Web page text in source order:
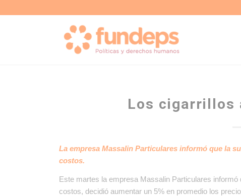
Los cigarrillos
La empresa Massalin Particulares informó que la
costos.
Este martes la empresa Massalin Particulares
costos, decidió aumentar un 5% en promedio los